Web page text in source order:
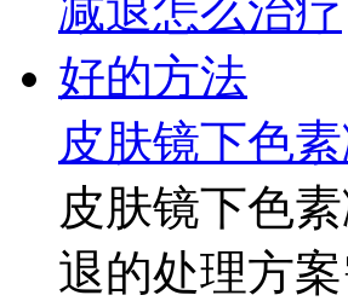
皮肤镜下色
皮肤镜下色
退的处理方